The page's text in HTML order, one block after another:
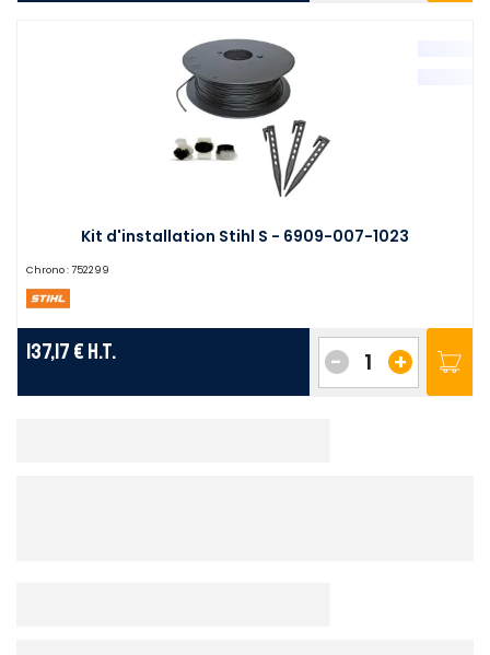
Kit d'installation Stihl S - 6909-007-1023
Chrono : 752299
137,17 € H.T. +
-